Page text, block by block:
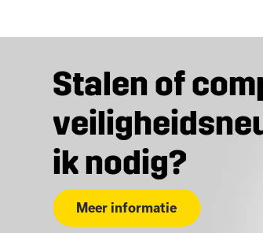
Stalen of
ik nodig?
Meer informatie